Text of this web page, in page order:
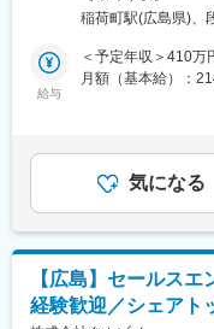
します。
※研修終了後は現場
■3～6か月目
・マネージャー業
■本配属後
・各事業所の課題
【キャリアパス（例
・医療介護スタッ
務）
らに製薬企業との
いただく患者様の相
【CRCのやりがい】
接聞けることもあ
と感謝の言葉をい
■午前：
・治験の進捗状況
事務局に共有
動喫煙対策：屋内全
稲荷町駅(広島県)、
給与
＜予定年収＞410万
月額（基本給）：
CRC手当・休日連
給：年1回（10月
合あり（10月）■時
賃金はあくまでも
性があります。月
気になる
【広島】セールス
経験歓迎／シェアト